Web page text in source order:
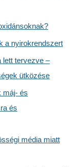
a nyirokrendszert
lett tervezve –
ütközése
máj- és
és
média miatt